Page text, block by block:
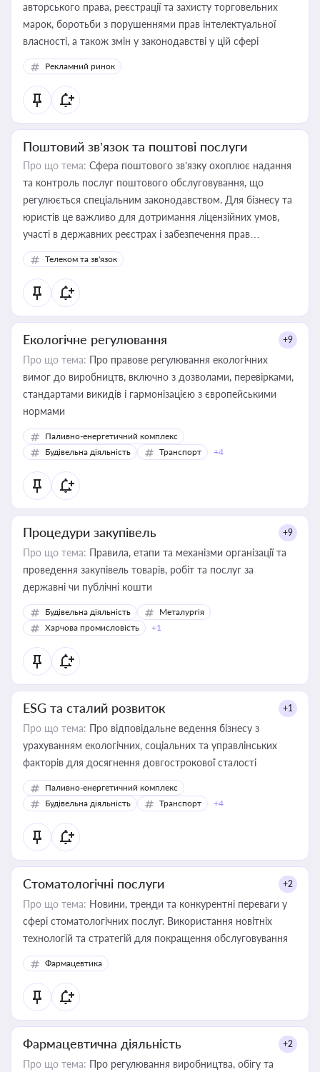
авторського права, реєстрації та захисту торговельних
марок, боротьби з порушеннями прав інтелектуальної
власності, а також змін у законодавстві у цій сфері
Рекламний ринок
Поштовий зв’язок та поштові послуги
Про що тема: Сфера поштового зв’язку охоплює надання
та контроль послуг поштового обслуговування, що
регулюється спеціальним законодавством. Для бізнесу та
юристів це важливо для дотримання ліцензійних умов,
участі в державних реєстрах і забезпечення прав
споживачів.
Телеком та зв'язок
Екологічне регулювання +9
Про що тема: Про правове регулювання екологічних
вимог до виробництв, включно з дозволами, перевірками,
стандартами викидів і гармонізацією з європейськими
нормами
Паливно-енергетичний комплекс
Будівельна діяльність
Транспорт +4
Процедури закупівель +9
Про що тема: Правила, етапи та механізми організації та
проведення закупівель товарів, робіт та послуг за
державні чи публічні кошти
Будівельна діяльність
Металургія
Харчова промисловість
+1
ESG та сталий розвиток +1
Про що тема: Про відповідальне ведення бізнесу з
урахуванням екологічних, соціальних та управлінських
факторів для досягнення довгострокової сталості
Паливно-енергетичний комплекс
Будівельна діяльність
Транспорт +4
Стоматологічні послуги +2
Про що тема: Новини, тренди та конкурентні переваги у
сфері стоматологічних послуг. Використання новітніх
технологій та стратегій для покращення обслуговування
Фармацевтика
Фармацевтична діяльність +2
Про що тема: Про регулювання виробництва, обігу та